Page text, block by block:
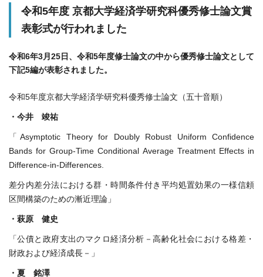
令和5年度 京都大学経済学研究科優秀修士論文賞
表彰式が行われました
令和6年3月25日、令和5年度修士論文の中から優秀修士論文として
下記5編が表彰されました。
令和5年度京都大学経済学研究科優秀修士論文（五十音順）
・今井 竣祐
「Asymptotic Theory for Doubly Robust Uniform Confidence
Bands for Group-Time Conditional Average Treatment Effects in
Difference-in-Differences.
差分内差分法における群・時間条件付き平均処置効果の一様信頼
区間構築のための漸近理論」
・萩原 健史
「公債と政府支出のマクロ経済分析－高齢化社会における格差・
財政および経済成長－」
・夏 銘澤